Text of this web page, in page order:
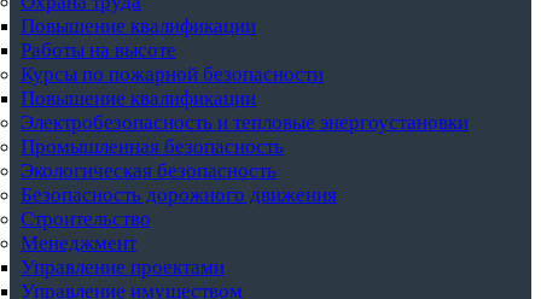
Повышение квалификации
Работы на высоте
Курсы по пожарной безопасности
Повышение квалификации
Электробезопасность и тепловые энергоустановки
Промышленная безопасность
Экологическая безопасность
Безопасность дорожного движения
Строительство
Менеджмент
Управление проектами
Управление имуществом